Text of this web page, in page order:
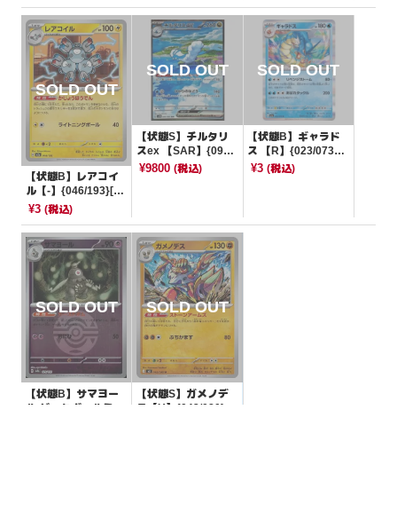
【状態B】レアコイ
ル【-】{046/193}[M
2a]
¥3 (税込)
【状態S】チルタリ
スex 【SAR】{090/
066}[SV4M]
¥9800(税込)
【状態B】ギャラド
ス 【R】{023/073}
[SV1a]
¥3 (税込)
【状態B】サマヨー
ル ダークボールミラ
【状態S】ガメノデ
ス【U】{042/080}[M